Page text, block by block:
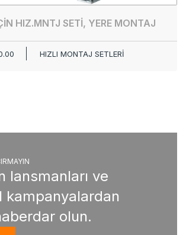
HIZ.MNTJ SETİ, YERE MONTAJ
HIZLI MONTAJ SETLERİ
lansmanları ve
kampanyalardan
olun.